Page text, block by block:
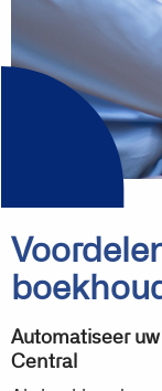
Automatiseer
Central